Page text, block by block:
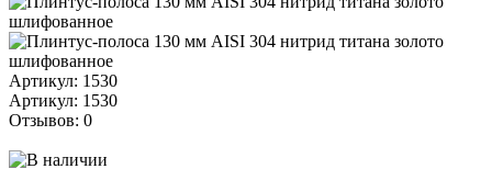
Артикул: 1530
Артикул: 1530
Отзывов: 0